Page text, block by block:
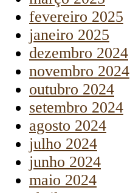
fevereiro 2025
janeiro 2025
dezembro 2024
novembro 2024
outubro 2024
setembro 2024
agosto 2024
julho 2024
junho 2024
maio 2024